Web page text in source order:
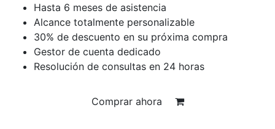
Hasta 6 meses de asistencia
Alcance totalmente personalizable
30% de descuento en su próxima compra
Gestor de cuenta dedicado
Resolución de consultas en 24 horas
Comprar ahora